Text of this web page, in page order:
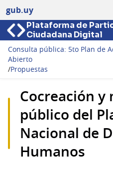
gub.uy
Plataforma de
Ciudadana Digital
Consulta pública: 5to Plan de
Abierto
/Propuestas
Cocreación
público del
Nacional de
Humanos